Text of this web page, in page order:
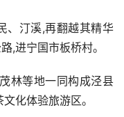
、汀溪,再翻越其精华
,进宁国市板桥村。
林等地一同构成泾县
化体验旅游区。